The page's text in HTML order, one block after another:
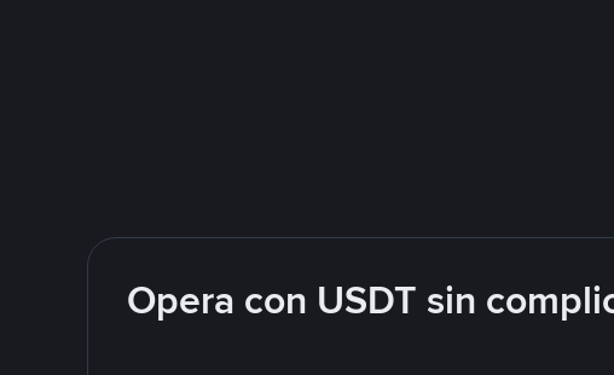
Opera con USDT sin